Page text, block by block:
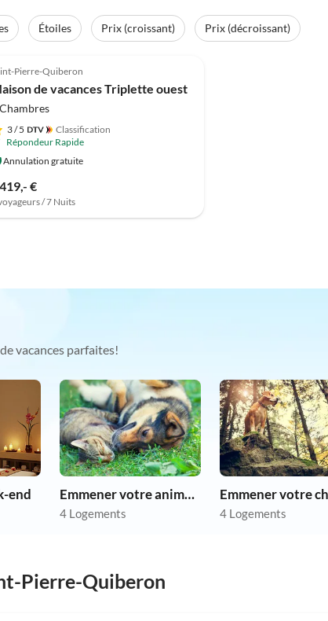
Étoiles Prix (croissant)
Prix (décroissant)
Pierre-Quiberon
de vacances Triplette ouest
3/ 5
Classification
Répondeur Rapide
Annulation gratuite
€
/ 7 Nuits
vacances parfaites!
end Emmener votre animal en vacances
4 Logements 4 Logements
Pierre-Quiberon